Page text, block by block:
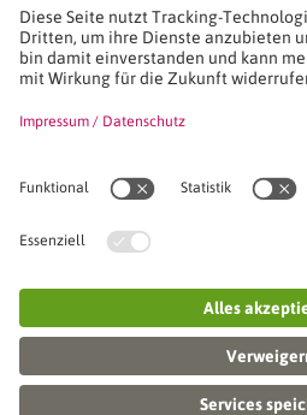
Seminare
Seminardatenbank
Inhouseanfragen
Seminarreihen
VWA stellt sich vor
Unser SVWA-Team
Veranstaltungsorte und